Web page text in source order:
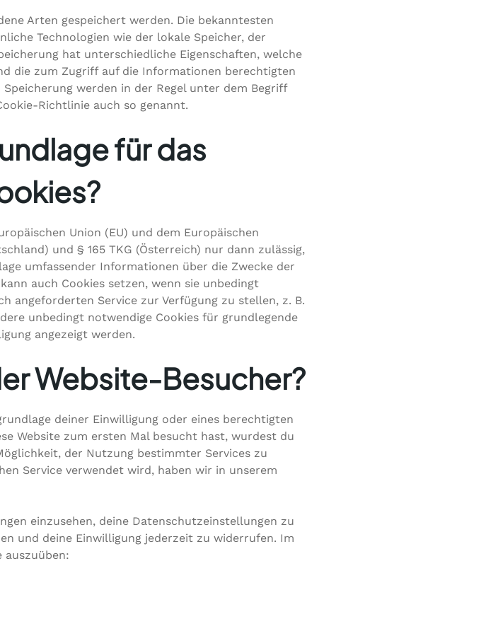
Arten gespeichert werden. Die bekanntesten
Technologien wie der lokale Speicher, der
hat unterschiedliche Eigenschaften, welche
die zum Zugriff auf die Informationen berechtigten
werden in der Regel unter dem Begriff
Richtlinie auch so genannt.
für das
Union (EU) und dem Europäischen
und § 165 TKG (Österreich) nur dann zulässig,
umfassender Informationen über die Zwecke der
auch Cookies setzen, wenn sie unbedingt
angeforderten Service zur Verfügung zu stellen, z. B.
unbedingt notwendige Cookies für grundlegende
angezeigt werden.
Website-Besucher?
deiner Einwilligung oder eines berechtigten
Website zum ersten Mal besucht hast, wurdest du
der Nutzung bestimmter Services zu
Service verwendet wird, haben wir in unserem
einzusehen, deine Datenschutzeinstellungen zu
und deine Einwilligung jederzeit zu widerrufen. Im
auszuüben: